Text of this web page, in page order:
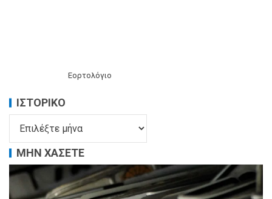
Εορτολόγιο
ΙΣΤΟΡΙΚΌ
ΜΗΝ ΧΑΣΕΤΕ